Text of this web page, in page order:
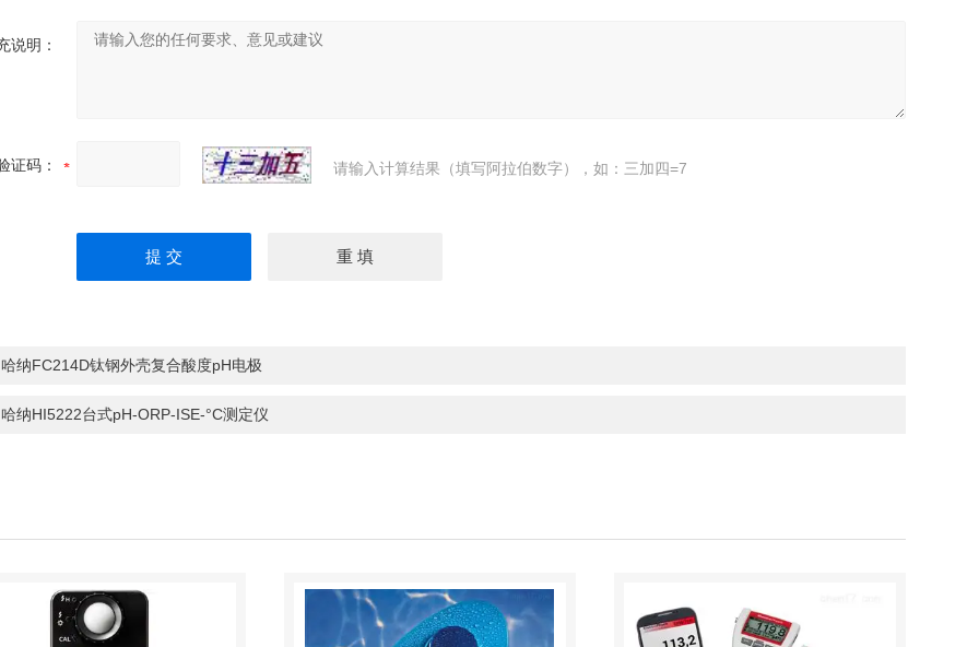
说明：
证码： 请输入计算结果（填写阿拉伯数字），如：三加四=7
哈纳FC214D钛钢外壳复合酸度pH电极
哈纳HI5222台式pH-ORP-ISE-°C测定仪